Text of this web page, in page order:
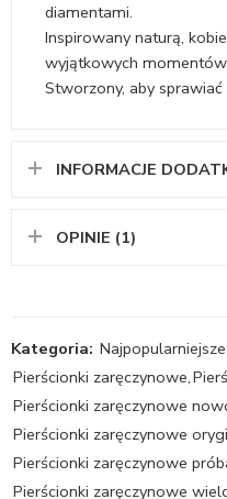
diamentami.
Inspirowany naturą,
wyjątkowych momentów.
Stworzony, aby sprawiać
INFORMACJE
OPINIE (1)
Kategoria:
Pierścionki zaręczynowe,
Pierścionki zaręczynowe
Pierścionki zaręczynowe
Pierścionki zaręczynowe
Pierścionki zaręczynowe